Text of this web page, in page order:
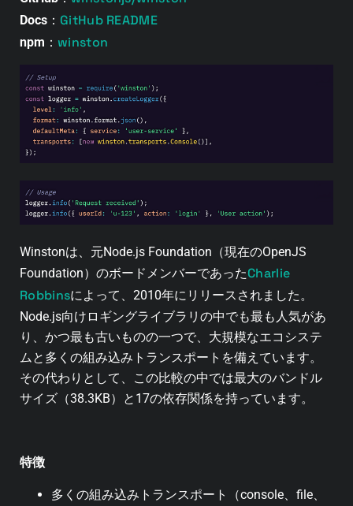
Docs ： GitHub README
npm ： winston
Winstonは、元Node.js Foundation（現在のOpenJS
Foundation）のボードメンバーであったCharlie
Robbinsによって、2010年にリリースされました。
Node.js向けロギングライブラリの中でも最も人気があ
り、かつ最も古いものの一つで、大規模なエコシステ
ムと多くの組み込みトランスポートを備えています。
その代わりとして、この比較の中では最大のバンドル
サイズ（38.3KB）と17の依存関係を持っています。
特徴
多くの組み込みトランスポート（console、file、